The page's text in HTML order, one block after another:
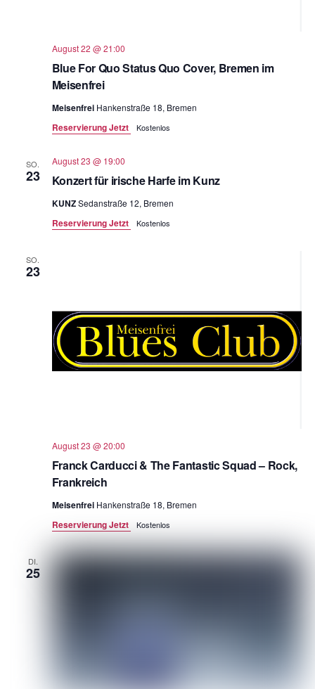
Blue For Quo Status Quo Cover, Bremen im
Meisenfrei
August 22 @ 21:00
Meisenfrei Hankenstraße 18, Bremen
Reservierung Jetzt Kostenlos
SO.
23 Konzert für irische Harfe im Kunz
August 23 @ 19:00
KUNZSedanstraße 12, Bremen
Reservierung Jetzt Kostenlos
SO.
23
Franck Carducci & The Fantastic Squad – Rock,
Frankreich
August 23 @ 20:00
Meisenfrei Hankenstraße 18, Bremen
Reservierung Jetzt Kostenlos
DI.
25